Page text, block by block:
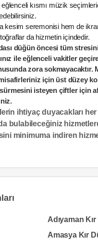
kısmı müzik
kesim seremonisi hem de
da hizmetin içindedir.
düğün öncesi tüm
ile eğlenceli vakitler
zora
için üst düzey
isteyen çiftler için
ihtiyaç duyacakları
bulabileceğiniz
minimuma indiren
Adıyaman
Amasya Kır